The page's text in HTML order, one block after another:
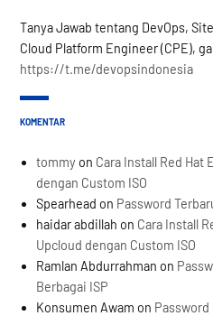
Tanya Jawab tentang DevOps,
Cloud Platform Engineer (CPE),
https://t.me/devopsindonesia
KOMENTAR
tommy on Cara Install Red Hat
dengan Custom ISO
Spearhead on Password
haidar abdillah on Cara Install
Upcloud dengan Custom ISO
Ramlan Abdurrahman on
Berbagai ISP
Konsumen Awam on Password